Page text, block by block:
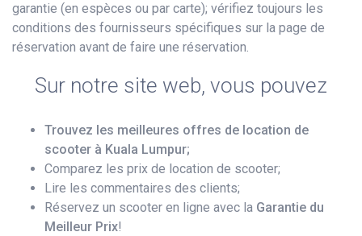
garantie (en espèces ou par carte); vérifiez toujours les
conditions des fournisseurs spécifiques sur la page de
réservation avant de faire une réservation.
Sur notre site web, vous pouvez
Trouvez les meilleures offres de location de
scooter à Kuala Lumpur;
Comparez les prix de location de scooter;
Lire les commentaires des clients;
Réservez un scooter en ligne avec la Garantie du
Meilleur Prix!